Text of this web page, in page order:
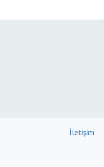
İletişim